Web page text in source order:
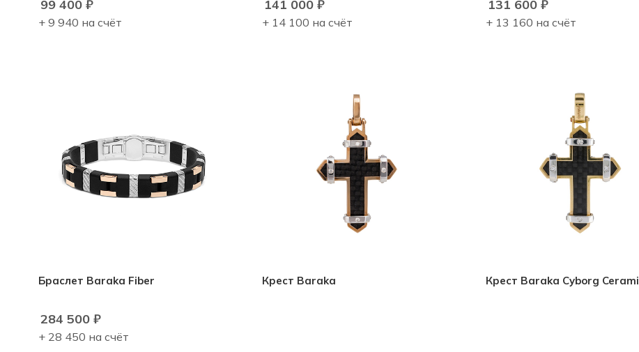
99 400 ₽
+ 9 940 на счёт
141 000₽
+ 14 100 на счёт
131 600₽
+ 13 160 на счёт
Браслет Baraka Fiber
284 500 ₽
+ 28 450 на счёт
Крест Baraka Крест Baraka Cyborg